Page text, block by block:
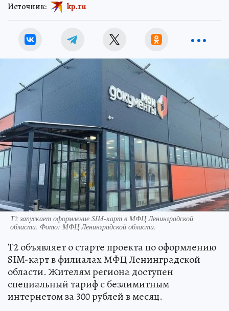
Источник: kp.ru
Т2 запускает оформление SIM-карт в МФЦ Ленинградской
области. Фото: МФЦ Ленинградской области.
T2 объявляет о старте проекта по оформлению
SIM-карт в филиалах МФЦ Ленинградской
области. Жителям региона доступен
специальный тариф с безлимитным
интернетом за 300 рублей в месяц.